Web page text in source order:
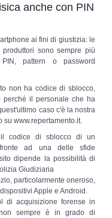
anche con PIN
ai fini di giustizia: le
sono sempre più
pattern o password
non ha codice di sblocco,
il personale che ha
caso c'è la nostra
www.repertamento.it.
codice di sblocco di un
ad una delle sfide
dipende la possibilità di
Giudiziaria
particolarmente oneroso,
Apple e Android.
di acquisizione forense in
sempre è in grado di